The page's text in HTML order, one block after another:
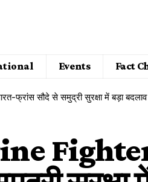
Events Fact
सौदे से समुद्री सुरक्षा में बड़ा बदलाव
Fighter